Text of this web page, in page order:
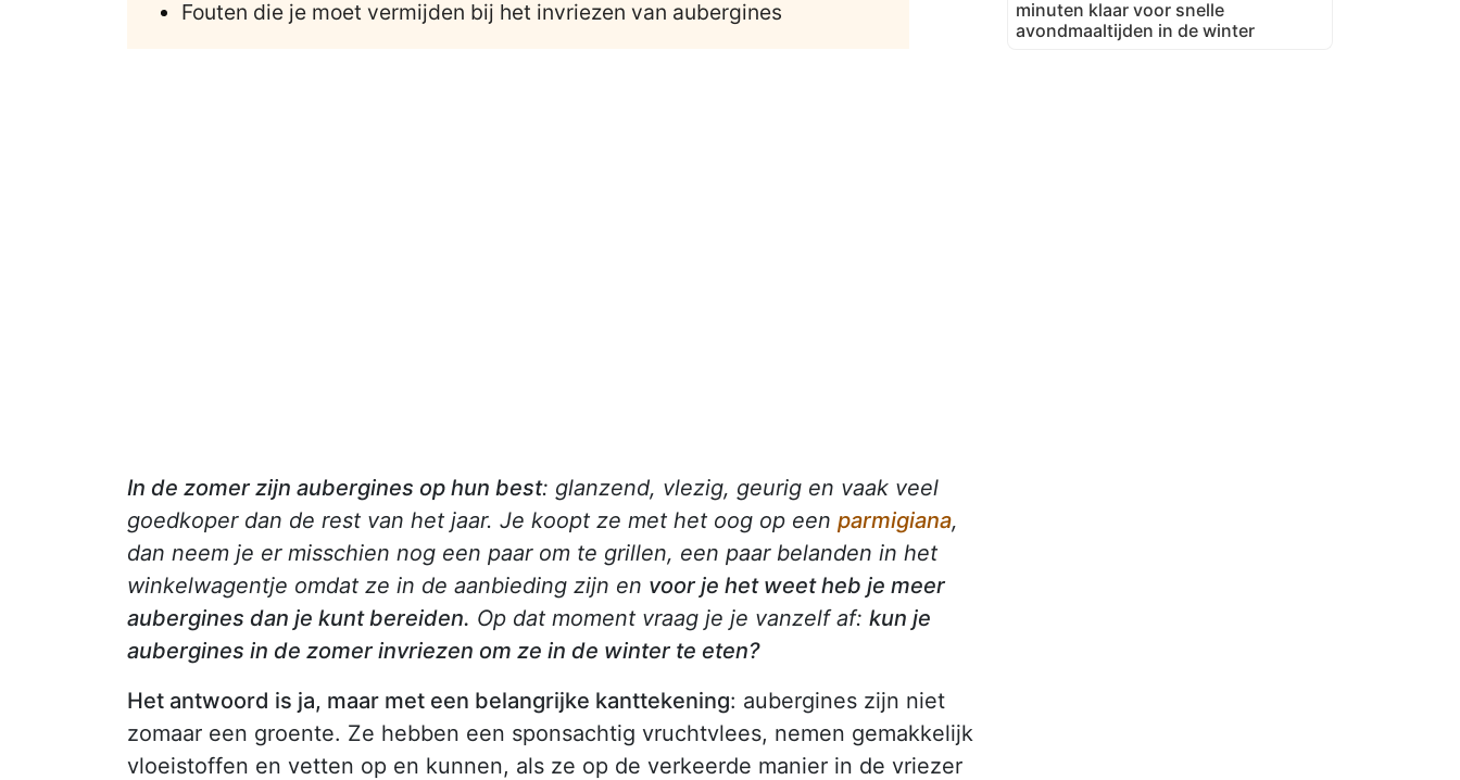
Fouten die je moet vermijden bij het invriezen van aubergines
In de zomer zijn aubergines op hun best: glanzend, vlezig, geurig en vaak veel
goedkoper dan de rest van het jaar. Je koopt ze met het oog op een parmigiana,
dan neem je er misschien nog een paar om te grillen, een paar belanden in het
winkelwagentje omdat ze in de aanbieding zijn en voor je het weet heb je meer
aubergines dan je kunt bereiden. Op dat moment vraag je je vanzelf af: kun je
aubergines in de zomer invriezen om ze in de winter te eten?
Het antwoord is ja, maar met een belangrijke kanttekening: aubergines zijn niet
zomaar een groente. Ze hebben een sponsachtig vruchtvlees, nemen gemakkelijk
vloeistoffen en vetten op en kunnen, als ze op de verkeerde manier in de vriezer
minuten klaar voor snelle
avondmaaltijden in de winter